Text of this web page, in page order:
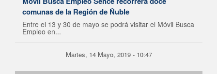
comunas de la Región de Ñuble
Entre el 13 y 30 de mayo se podrá visitar el Móvil Busca
Empleo en...
Martes, 14 Mayo, 2019 - 10:47